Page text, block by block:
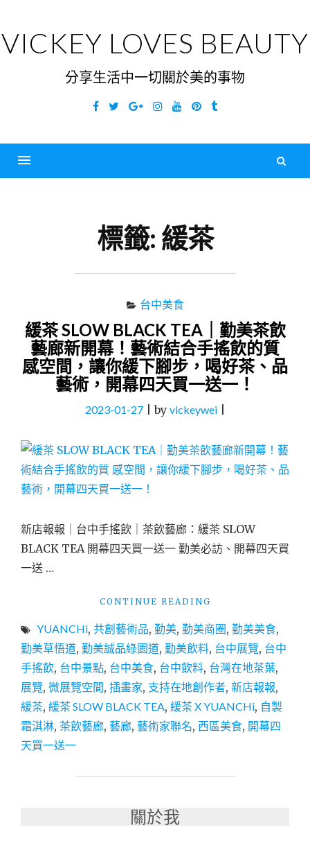
content
VICKEY LOVES BEAUTY
分享生活中一切關於美的事物
Facebook
TwitterGoogleInstagramYouTubePinterest
Tumblr
標籤: 緩茶
台中美食
緩茶 SLOW BLACK TEA｜勤美茶飲
藝廊新開幕！藝術結合手搖飲的質
感空間，讓你緩下腳步，喝好茶、品
藝術，開幕四天買一送一！
2023-01-27|by vickeywei|
新店報報｜台中手搖飲｜茶飲藝廊：緩茶 SLOW
BLACK TEA 開幕四天買一送一 勤美必訪、開幕四天買
一送 …
CONTINUE READING
SLOW
BLACK
｜
勤
美
飲
新
YUANCHi, 共創藝術品, 勤美, 勤美商圈, 勤美美食,
勤美草悟道, 勤美誠品綠園道, 勤美飲料, 台中展覽, 台中
手搖飲, 台中景點, 台中美食, 台中飲料, 台灣在地茶葉,
展覽, 微展覽空間, 插畫家, 支持在地創作者, 新店報報,
緩茶, 緩茶 SLOW BLACK TEA, 緩茶 X YUANCHi, 自製
霜淇淋, 茶飲藝廊, 藝廊, 藝術家聯名, 西區美食, 開幕四
天買一送一
關於我